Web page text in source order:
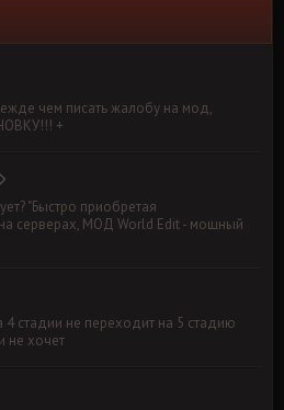
чем писать жалобу на мод,
+
"Быстро приобретая
серверах, МОД World Edit - мощный
4 стадии не переходит на 5 стадию
не хочет